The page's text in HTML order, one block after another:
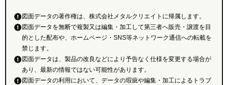
図面データの著作権は、株式会社メタルクリエイトに帰属します。
図面データを無断で複製又は編集・加工して第三者へ販売・譲渡を目
的とした配布や、ホームページ・SNS等ネットワーク通信への転載を
禁じます。
図面データは、製品の改良などにより予告なく仕様を変更する場合が
あり、最新の情報ではない可能性があります。
図面データの利用において、データの瑕疵や編集・加工によるトラブ